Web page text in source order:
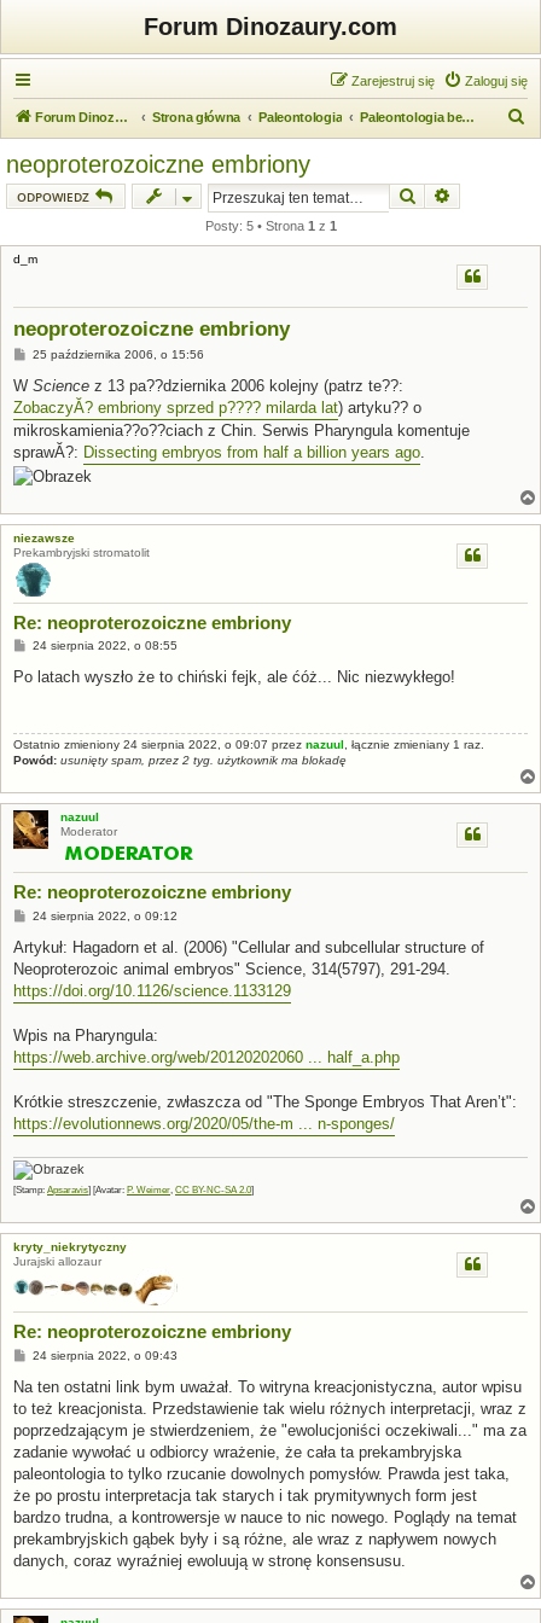
Forum Dinozaury.com
Zaloguj się
Zarejestruj się
Forum Dinozaury.com Strona główna Paleontologia Paleontologia bezkręgowców
neoproterozoiczne embriony
ODPOWIEDZ Szukaj
Posty: 5 • Strona 1 z 1
d_m
neoproterozoiczne embriony
P
s
25 października 2006, o 15:56
W Science z 13 pa??dziernika 2006 kolejny (patrz te??:
ZobaczyĂ? embriony sprzed p???? milarda lat) artyku?? o
mikroskamienia??o??ciach z Chin. Serwis Pharyngula komentuje
sprawĂ?: Dissecting embryos from half a billion years ago.
niezawsze
Prekambryjski stromatolit
Re: neoproterozoiczne embriony
P
s
24 sierpnia 2022, o 08:55
Po latach wyszło że to chiński fejk, ale ćóż... Nic niezwykłego!
Ostatnio zmieniony 24 sierpnia 2022, o 09:07 przez nazuul , łącznie zmieniany 1 raz.
Powód: usunięty spam, przez 2 tyg. użytkownik ma blokadę
nazuul
Moderator
Re: neoproterozoiczne embriony
P
s
24 sierpnia 2022, o 09:12
Artykuł: Hagadorn et al. (2006) "Cellular and subcellular structure of
Neoproterozoic animal embryos" Science, 314(5797), 291-294.
https://doi.org/10.1126/science.1133129
Wpis na Pharyngula:
https://web.archive.org/web/20120202060 ... half_a.php
Krótkie streszczenie, zwłaszcza od "The Sponge Embryos That Aren’t":
https://evolutionnews.org/2020/05/the-m ... n-sponges/
[Stamp: Apsaravis] [Avatar: P. Weimer, CC BY-NC-SA 2.0]
kryty_niekrytyczny
Jurajski allozaur
Re: neoproterozoiczne embriony
P
s
24 sierpnia 2022, o 09:43
Na ten ostatni link bym uważał. To witryna kreacjonistyczna, autor wpisu
to też kreacjonista. Przedstawienie tak wielu różnych interpretacji, wraz z
poprzedzającym je stwierdzeniem, że "ewolucjoniści oczekiwali..." ma za
zadanie wywołać u odbiorcy wrażenie, że cała ta prekambryjska
paleontologia to tylko rzucanie dowolnych pomysłów. Prawda jest taka,
że po prostu interpretacja tak starych i tak prymitywnych form jest
bardzo trudna, a kontrowersje w nauce to nic nowego. Poglądy na temat
prekambryjskich gąbek były i są różne, ale wraz z napływem nowych
danych, coraz wyraźniej ewoluują w stronę konsensusu.